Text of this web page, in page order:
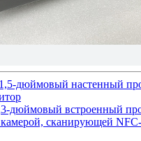
дюймовый настенный
дюймовый встроенный
сканирующей